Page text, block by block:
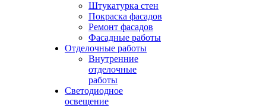
Штукатурка стен
Покраска фасадов
Ремонт фасадов
Фасадные работы
Отделочные работы
Внутренние
отделочные
работы
Светодиодное
освещение